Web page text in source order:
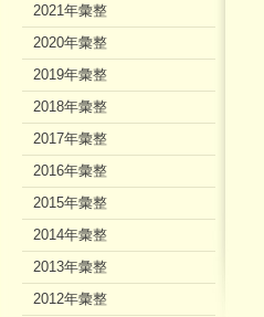
2021年彙整
2020年彙整
2019年彙整
2018年彙整
2017年彙整
2016年彙整
2015年彙整
2014年彙整
2013年彙整
2012年彙整